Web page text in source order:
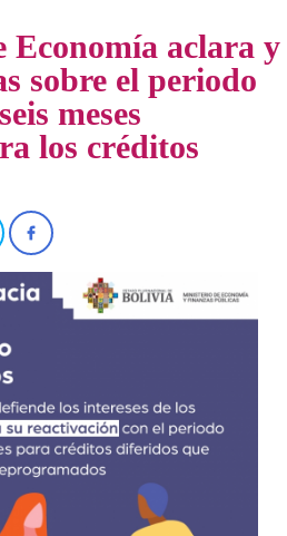
Economía aclara y
sobre el periodo
meses
los créditos